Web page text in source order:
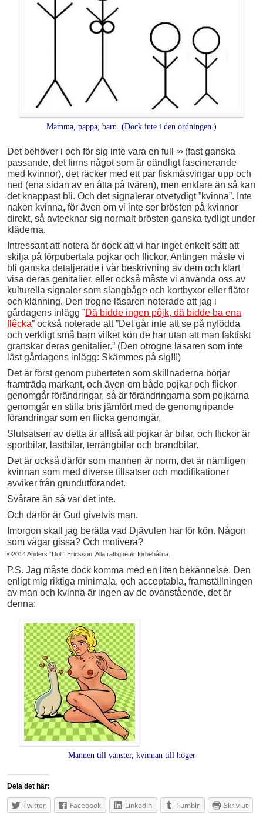
Mamma, pappa, barn. (Dock inte i den ordningen.)
Det behöver i och för sig inte vara en full ∞ (fast ganska
passande, det finns något som är oändligt fascinerande
med kvinnor), det räcker med ett par fiskmåsvingar upp och
ned (ena sidan av en åtta på tvären), men enklare än så kan
det knappast bli. Och det signalerar otvetydigt ”kvinna”. Inte
naken kvinna, för även om vi inte ser brösten på kvinnor
direkt, så avtecknar sig normalt brösten ganska tydligt under
kläderna.
Intressant att notera är dock att vi har inget enkelt sätt att
skilja på förpubertala pojkar och flickor. Antingen måste vi
bli ganska detaljerade i vår beskrivning av dem och klart
visa deras genitalier, eller också måste vi använda oss av
kulturella signaler som slangbåge och kortbyxor eller flätor
och klänning. Den trogne läsaren noterade att jag i
gårdagens inlägg ”Dä bidde ingen pôjk, dä bidde ba ena
flêcka” också noterade att ”Det går inte att se på nyfödda
och verkligt små barn vilket kön de har utan att man faktiskt
granskar deras genitalier.” (Den otrogne läsaren som inte
läst gårdagens inlägg: Skämmes på sig!!!)
Det är först genom puberteten som skillnaderna börjar
framträda markant, och även om både pojkar och flickor
genomgår förändringar, så är förändringarna som pojkarna
genomgår en stilla bris jämfört med de genomgripande
förändringar som en flicka genomgår.
Slutsatsen av detta är alltså att pojkar är bilar, och flickor är
sportbilar, lastbilar, terrängbilar och brandbilar.
Det är också därför som mannen är norm, det är nämligen
kvinnan som med diverse tillsatser och modifikationer
avviker från grundutförandet.
Svårare än så var det inte.
Och därför är Gud givetvis man.
Imorgon skall jag berätta vad Djävulen har för kön. Någon
som vågar gissa? Och motivera?
©2014 Anders ”Dolf” Ericsson. Alla rättigheter förbehållna.
P.S. Jag måste dock komma med en liten bekännelse. Den
enligt mig riktiga minimala, och acceptabla, framställningen
av man och kvinna är ingen av de ovanstående, det är
denna:
Mannen till vänster, kvinnan till höger
Dela det här:
Twitter Facebook LinkedIn Tumblr Skriv ut